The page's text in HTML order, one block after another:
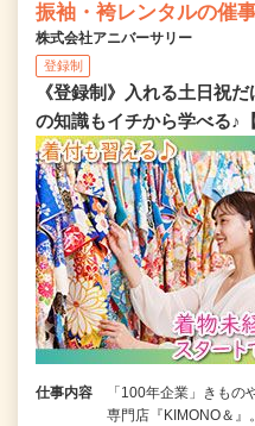
振袖・袴レンタルの催
株式会社アニバーサリー
登録制
《登録制》入れる土日祝
の知識もイチから学べる♪
仕事内容
「100年企業」きも
専門店『KIMONO＆』